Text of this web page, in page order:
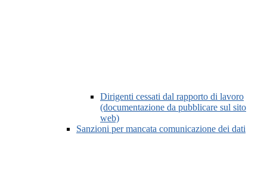
Dirigenti cessati dal rapporto di lavoro
(documentazione da pubblicare sul sito
web)
Sanzioni per mancata comunicazione dei dati